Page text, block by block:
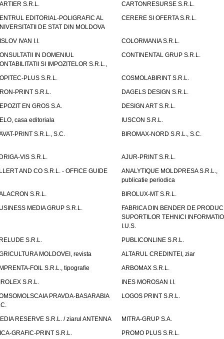
S.R.L.
CARTONRESURSE S.R.L.
EDITORIAL-POLIGRAFIC AL
DE STAT DIN MOLDOVA
CERERE SI OFERTA S.R.L.
IVAN I.I.
COLORMANIA S.R.L.
IN DOMENIUL
SI IMPOZITELOR S.R.L.,
CONTINENTAL GRUP S.R.L.
PLUS S.R.L.
COSMOLABIRINT S.R.L.
PRINT S.R.L.
DAGELS DESIGN S.R.L.
EN GROS S.A.
DESIGN ART S.R.L.
casa editoriala
IUSCON S.R.L.
PRINT S.R.L., S.C.
BIROMAX-NORD S.R.L., S.C.
VIS S.R.L.
AJUR-PRINT S.R.L.
AND CO S.R.L. - OFFICE GUIDE
ANALYTIQUE MOLDPRESA S.R.L.,
publicatie periodica
S.R.L.
BIROLUX-MT S.R.L.
MEDIA GRUP S.R.L.
FABRICA DIN BENDER DE
SUPORTILOR TEHNICI
I.U.S.
S.R.L.
PUBLICONLINE S.R.L.
MOLDOVEI, revista
ALTARUL CREDINTEI, ziar
FOIL S.R.L., tipografie
ARBOMAX S.R.L.
S.R.L.
INES MOROSAN I.I.
PRAVDA-BASARABIA
LOGOS PRINT S.R.L.
RESERVE S.R.L. / ziarul ANTENNA
MITRA-GRUP S.A.
GRAFIC-PRINT S.R.L.
PROMO PLUS S.R.L.